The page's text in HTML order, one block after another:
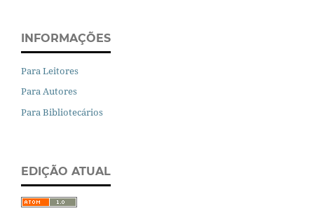
INFORMAÇÕES
Para Leitores
Para Autores
Para Bibliotecários
EDIÇÃO ATUAL